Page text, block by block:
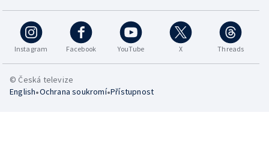
Instagram Facebook YouTube X Threads
© Česká televize
English•Ochrana soukromí•Přístupnost